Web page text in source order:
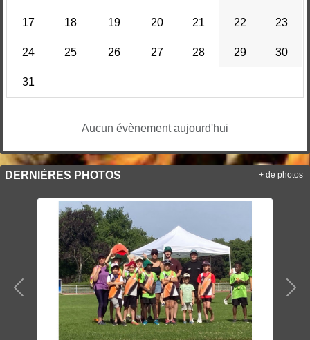
17 18 19 20 21 22 23
24 25 26 27 28 29 30
31
Aucun évènement aujourd'hui
DERNIÈRES PHOTOS
Précedent
+ de photos